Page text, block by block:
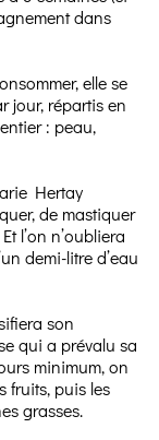
dans
elle se
jour, répartis en
: peau,
Hertay
de mastiquer
l’on n’oubliera
demi-litre d’eau
son
qui a prévalu sa
minimum, on
fruits, puis les
grasses.